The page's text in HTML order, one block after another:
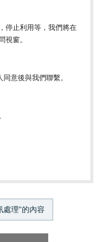
停止利用等，我們將在
視窗。
意後與我們聯繫。
處理”的內容